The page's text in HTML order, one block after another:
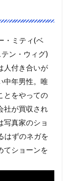
・ミティ(ベ
ン・ウィグ)
人付き合いが
中年男性。唯
とをやっての
社が買収され
写真家のショ
はずのネガを
てショーンを